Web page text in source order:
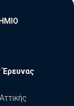
Έρευνας